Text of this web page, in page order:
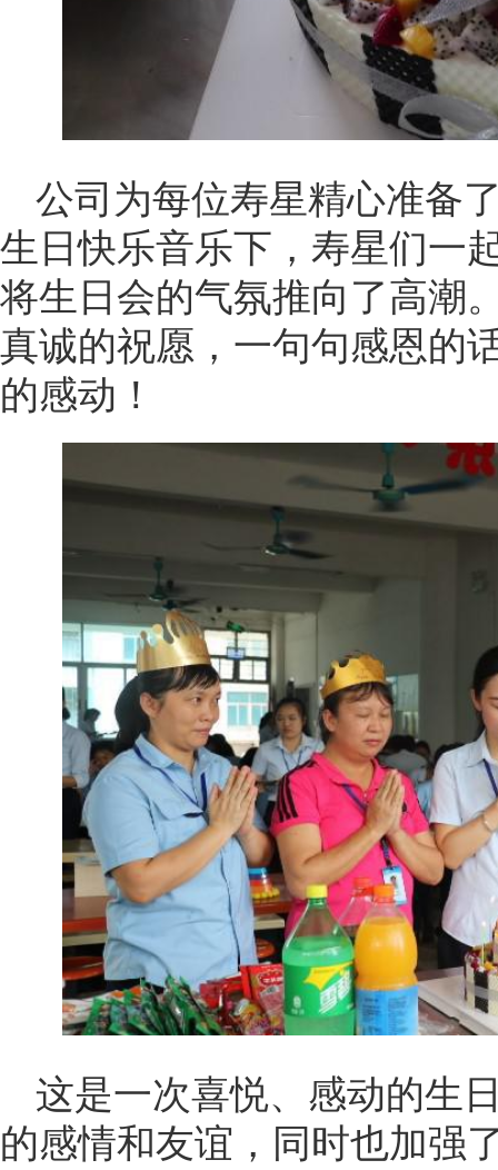
公司为每位寿星精心准备
生日快乐音乐下，寿星们一
将生日会的气氛推向了高潮
真诚的祝愿，一句句感恩的
的感动！
这是一次喜悦、感动的生
的感情和友谊，同时也加强